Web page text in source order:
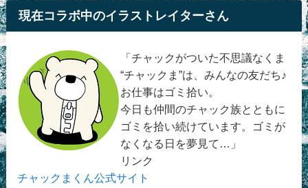
現在コラボ中のイラストレイターさん
「チャックがついた不思議なくま
“チャックま”は、みんなの友だち♪
お仕事はゴミ拾い。
今日も仲間のチャック族とともに
ゴミを拾い続けています。ゴミが
なくなる日を夢見て…」
リンク
チャックまくん公式サイト